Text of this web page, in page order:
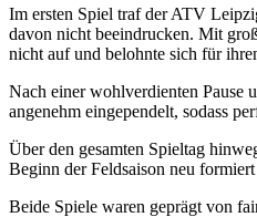
Im ersten Spiel traf der ATV
davon nicht beeindrucken. Mit
nicht auf und belohnte sich für
Nach einer wohlverdienten Pause
angenehm eingependelt, sodass
Über den gesamten Spieltag
Beginn der Feldsaison neu
Beide Spiele waren geprägt von